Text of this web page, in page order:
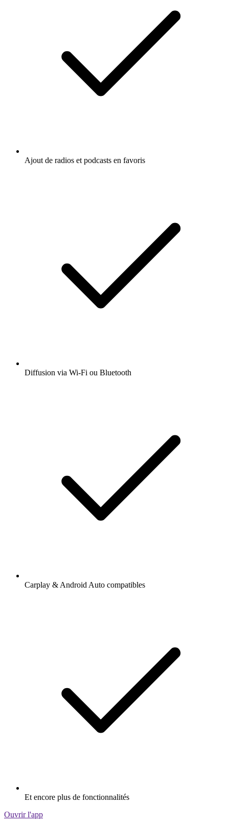
Ajout de radios et podcasts en favoris
Diffusion via Wi-Fi ou Bluetooth
Carplay & Android Auto compatibles
Et encore plus de fonctionnalités
Ouvrir l'app